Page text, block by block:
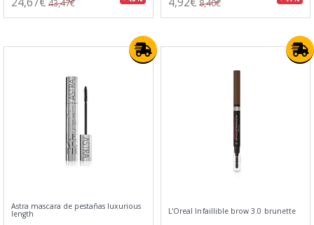
43,47€ 8,40€
Astra mascara de pestañas luxurious
length L'Oreal Infaillible brow 3.0 brunette